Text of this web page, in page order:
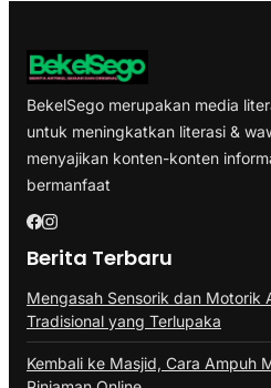
BekelSego merupakan media
untuk meningkatkan literasi &
menyajikan konten-konten
bermanfaat
Berita Terbaru
Mengasah Sensorik dan Motorik
Tradisional yang Terlupaka
Kembali ke Masjid, Cara Ampuh